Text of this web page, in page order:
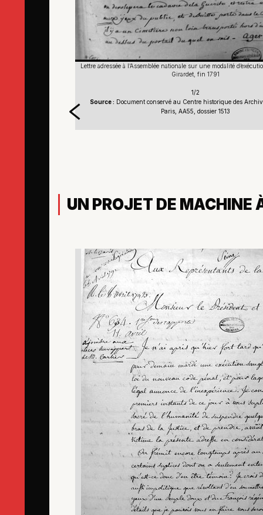
Lettre adressée à l’Assemblée nationale sur une modalité
Girardet, fin 1791
1/2
Source : Document conservé au Centre historique des
Paris, AA55, dossier 1513
UN PROJET DE MACHINE